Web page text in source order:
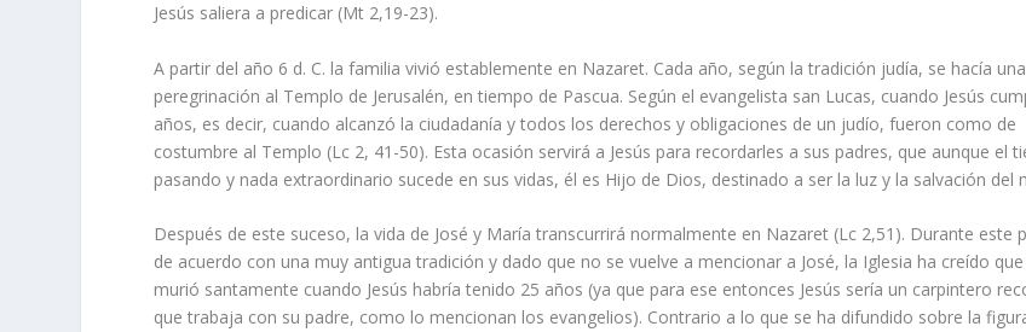
Jesús saliera a predicar (Mt 2,19-23).
A partir del año 6 d. C. la familia vivió establemente en Nazaret. Cada año, según la tradición judía, se hacía una
peregrinación al Templo de Jerusalén, en tiempo de Pascua. Según el evangelista san Lucas, cuando Jesús
años, es decir, cuando alcanzó la ciudadanía y todos los derechos y obligaciones de un judío, fueron como de
costumbre al Templo (Lc 2, 41-50). Esta ocasión servirá a Jesús para recordarles a sus padres, que aunque el
pasando y nada extraordinario sucede en sus vidas, él es Hijo de Dios, destinado a ser la luz y la salvación del
Después de este suceso, la vida de José y María transcurrirá normalmente en Nazaret (Lc 2,51). Durante este
de acuerdo con una muy antigua tradición y dado que no se vuelve a mencionar a José, la Iglesia ha creído que
murió santamente cuando Jesús habría tenido 25 años (ya que para ese entonces Jesús sería un carpintero
que trabaja con su padre, como lo mencionan los evangelios). Contrario a lo que se ha difundido sobre la